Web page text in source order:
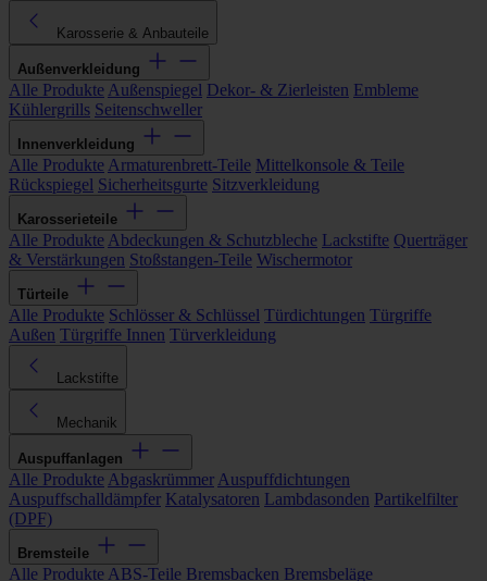
Karosserie & Anbauteile
Außenverkleidung
Alle Produkte Außenspiegel Dekor- & Zierleisten Embleme
Kühlergrills Seitenschweller
Innenverkleidung
Alle Produkte Armaturenbrett-Teile Mittelkonsole & Teile
Rückspiegel Sicherheitsgurte Sitzverkleidung
Karosserieteile
Alle Produkte Abdeckungen & Schutzbleche Lackstifte Querträger
& Verstärkungen Stoßstangen-Teile Wischermotor
Türteile
Alle Produkte Schlösser & Schlüssel Türdichtungen Türgriffe
Außen Türgriffe Innen Türverkleidung
Lackstifte
Mechanik
Auspuffanlagen
Alle Produkte Abgaskrümmer Auspuffdichtungen
Auspuffschalldämpfer Katalysatoren Lambdasonden Partikelfilter
(DPF)
Bremsteile
Alle Produkte ABS-Teile Bremsbacken Bremsbeläge